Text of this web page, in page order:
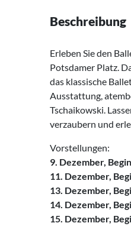
Beschreibung
Erleben Sie den
Potsdamer Platz.
das klassische
Ausstattung,
Tschaikowski.
verzaubern und
Vorstellungen:
9. Dezember,
11. Dezember,
13. Dezember,
14. Dezember,
15. Dezember,